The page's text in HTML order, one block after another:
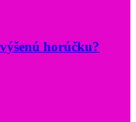
horúčku?